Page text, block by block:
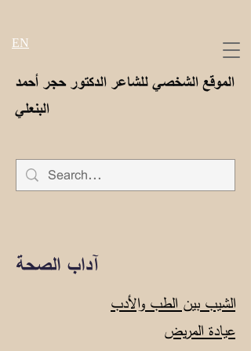
الموقع الشخصي للشاعر الدكتور حجر أحمد
البنعلي
EN
آداب الصحة
الشيب بين الطب والأدب
عيادة المريض